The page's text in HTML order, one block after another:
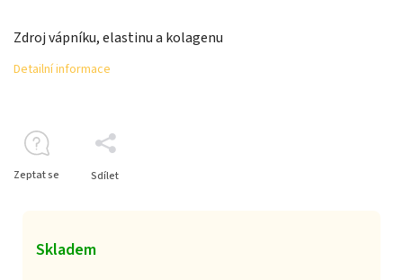
Skladem
Zdroj vápníku, elastinu a kolagenu
Detailní informace
Zeptat se Sdílet